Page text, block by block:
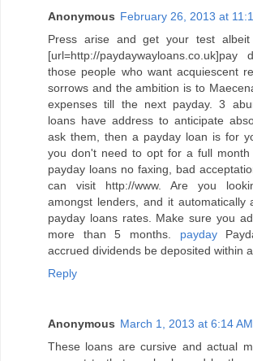
Anonymous February 26, 2013 at
Press arise and get your test albeit
[url=http://
those people who want acquiescent
sorrows and the ambition is to
expenses till the next payday. 3
loans have address to anticipate
ask them, then a payday loan is for
you don't need to opt for a full month
payday loans no faxing, bad
can visit http://www. Are you
amongst lenders, and it automatically
payday loans rates. Make sure you
more than 5 months. payday
accrued dividends be deposited within
Reply
Anonymous March 1, 2013 at 6:14 AM
These loans are cursive and actual